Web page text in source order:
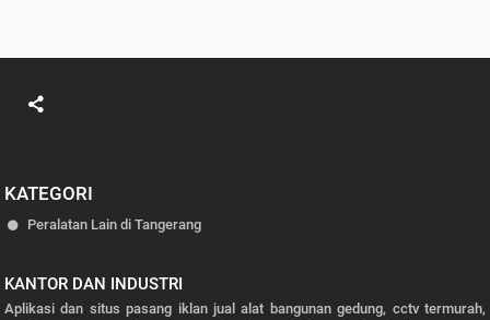
KATEGORI
Peralatan Lain di Tangerang
KANTOR DAN INDUSTRI
Aplikasi dan situs pasang iklan jual alat bangunan gedung, cctv termurah,